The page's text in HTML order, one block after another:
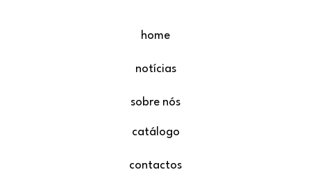
home
notícias
sobre nós
catálogo
contactos